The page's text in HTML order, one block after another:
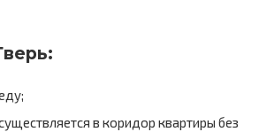
в коридор квартиры без